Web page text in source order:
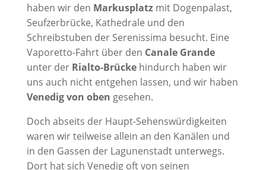
haben wir den Markusplatzmit Dogenpalast,
Seufzerbrücke, Kathedrale und den
Schreibstuben der Serenissima besucht. Eine
Vaporetto-Fahrt über den Canale Grande
unter der Rialto-Brückehindurch haben wir
uns auch nicht entgehen lassen, und wir haben
Venedig von oben gesehen.
Doch abseits der Haupt-Sehenswürdigkeiten
waren wir teilweise allein an den Kanälen und
in den Gassen der Lagunenstadt unterwegs.
Dort hat sich Venedig oft von seinen